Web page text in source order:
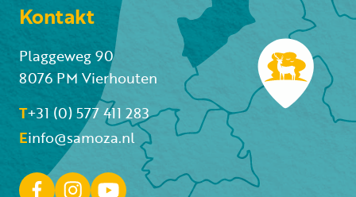
Kontakt
Plaggeweg 90
8076 PM Vierhouten
T+31 (0) 577 411 283
Einfo@samoza.nl